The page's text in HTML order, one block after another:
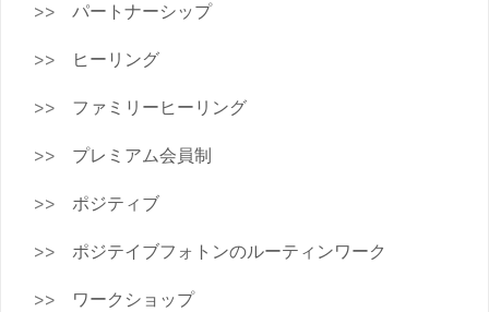
パートナーシップ
ヒーリング
ファミリーヒーリング
プレミアム会員制
ポジティブ
ポジテイブフォトンのルーティンワーク
ワークショップ